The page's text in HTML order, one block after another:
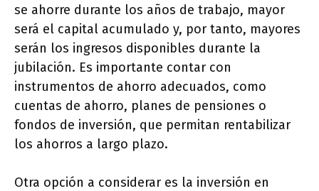
se ahorre durante los años de trabajo, mayor
será el capital acumulado y, por tanto, mayores
serán los ingresos disponibles durante la
jubilación. Es importante contar con
instrumentos de ahorro adecuados, como
cuentas de ahorro, planes de pensiones o
fondos de inversión, que permitan rentabilizar
los ahorros a largo plazo.
Otra opción a considerar es la inversión en